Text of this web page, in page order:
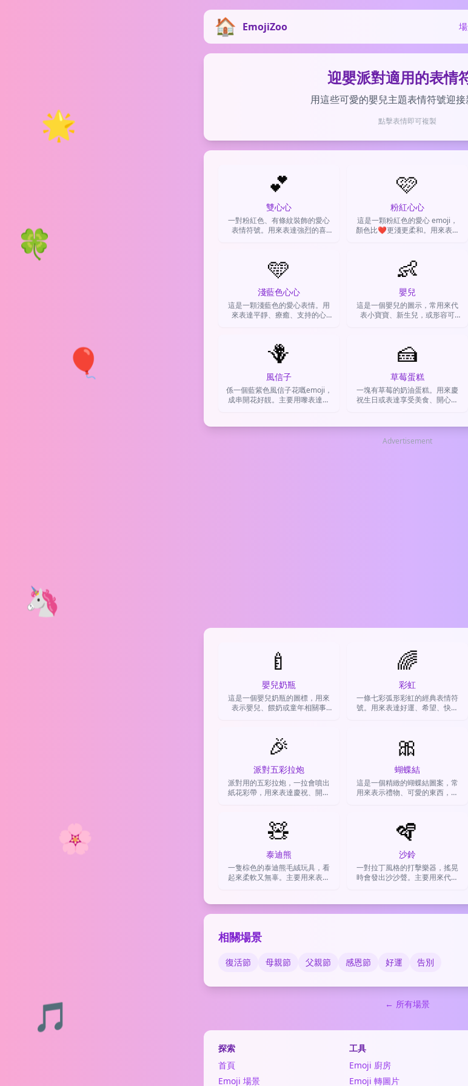
EmojiZoo
🌟
🎈
🦄
🌸
🍀
🎵
迎嬰派對適用的表情
用這些可愛的嬰兒主題表情符號迎接
點擊表情即可複製
💕
雙心心
一對粉紅色、有條紋裝飾的愛心
表情符號。用來表達強烈的喜
🩷
粉紅心心
這是一顆粉紅色的愛心 emoji，
顏色比❤️更淺更柔和。用來表達
🩵
淺藍色心心
這是一顆淺藍色的愛心表情。用
來表達平靜、療癒、支持的心
👶
嬰兒
這是一個嬰兒的圖示，常用來代
表小寶寶、新生兒，或形容可
🪻
風信子
係一個藍紫色風信子花嘅emoji，
成串開花好靚。主要用嚟表達對
🍰
草莓蛋糕
一塊有草莓的奶油蛋糕。用來慶
祝生日或表達享受美食、開心時
Advertisement
🍼
嬰兒奶瓶
這是一個嬰兒奶瓶的圖標，用來
表示嬰兒、餵奶或童年相關事
🌈
彩虹
一條七彩弧形彩虹的經典表情符
號。用來表達好運、希望、快樂
🎉
派對五彩拉炮
派對用的五彩拉炮，一拉會噴出
紙花彩帶，用來表達慶祝、開心
🎀
蝴蝶結
這是一個精緻的蝴蝶結圖案，常
用來表示禮物、可愛的東西，或
🧸
泰迪熊
一隻棕色的泰迪熊毛絨玩具，看
起來柔軟又無辜。主要用來表達
🪇
沙鈴
一對拉丁風格的打擊樂器，搖晃
時會發出沙沙聲。主要用來代表
相關場景
復活節 母親節 父親節 感恩節 好運 告別
← 所有場景
探索
首頁
Emoji 場景
工具
Emoji 廚房
Emoji 轉圖片